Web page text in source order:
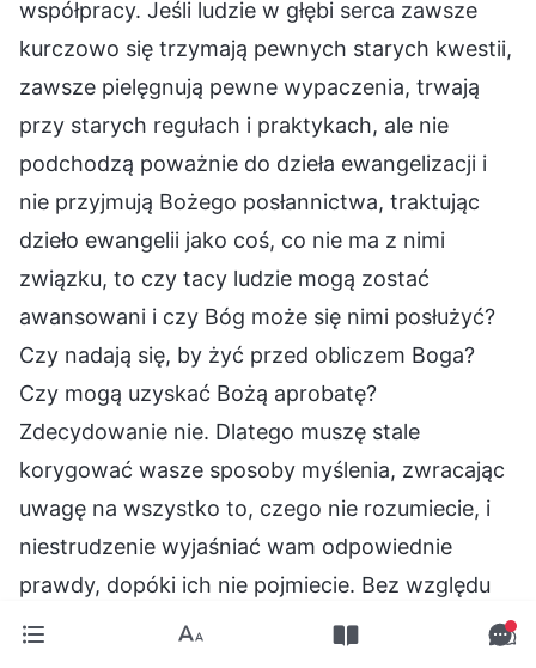
współpracy. Jeśli ludzie w głębi serca zawsze
kurczowo się trzymają pewnych starych kwestii,
zawsze pielęgnują pewne wypaczenia, trwają
przy starych regułach i praktykach, ale nie
podchodzą poważnie do dzieła ewangelizacji i
nie przyjmują Bożego posłannictwa, traktując
dzieło ewangelii jako coś, co nie ma z nimi
związku, to czy tacy ludzie mogą zostać
awansowani i czy Bóg może się nimi posłużyć?
Czy nadają się, by żyć przed obliczem Boga?
Czy mogą uzyskać Bożą aprobatę?
Zdecydowanie nie. Dlatego muszę stale
korygować wasze sposoby myślenia, zwracając
uwagę na wszystko to, czego nie rozumiecie, i
niestrudzenie wyjaśniać wam odpowiednie
prawdy, dopóki ich nie pojmiecie. Bez względu
na to, jak odrętwiali i tępi możecie być, muszę